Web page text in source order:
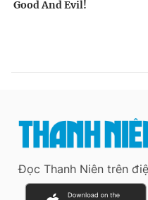
Đọc Thanh Niên trên